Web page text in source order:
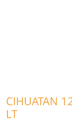
CIHUATAN
LT